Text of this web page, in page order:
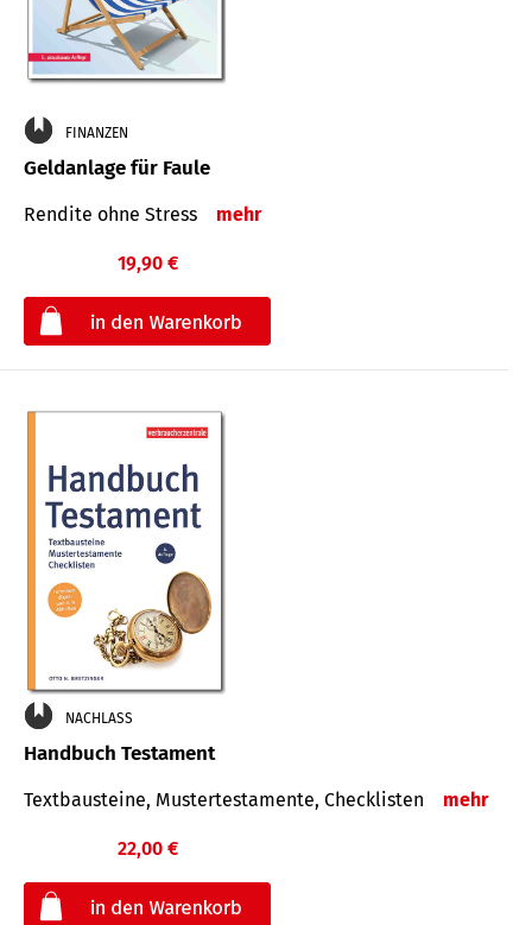
FINANZEN
Geldanlage für Faule
Rendite ohne Stress mehr
19,90 €
NACHLASS
Handbuch Testament
Textbausteine, Mustertestamente, Checklisten mehr
22,00 €